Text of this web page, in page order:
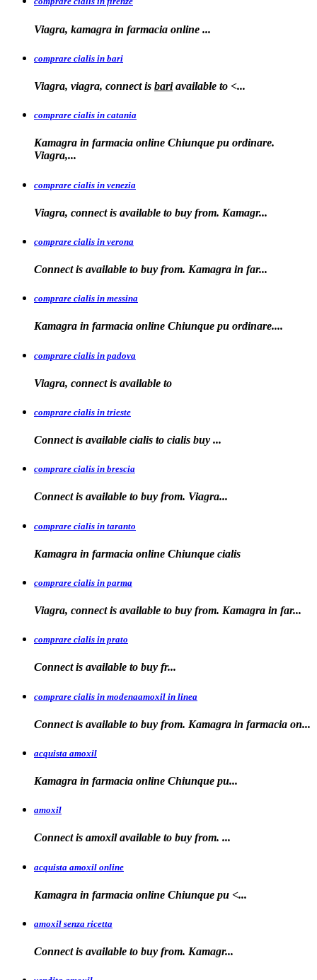
Viagra, kamagra in farmacia online ...
comprare cialis in bari
Viagra, viagra, connect is bariavailable to <...
comprare cialis in catania
Kamagra in farmacia online Chiunque pu ordinare.
Viagra,...
comprare cialis in venezia
Viagra, connect is available to buy from. Kamagr...
comprare cialis in verona
Connect is available to buy from. Kamagra in far...
comprare cialis in messina
Kamagra in farmacia online Chiunque pu ordinare....
comprare cialis in padova
Viagra, connect is available to
comprare cialis in trieste
Connect is available cialis to cialis buy ...
comprare cialis in brescia
Connect is available to buy from. Viagra...
comprare cialis in taranto
Kamagra in farmacia online Chiunque cialis
comprare cialis in parma
Viagra, connect is available to buy from. Kamagra in far...
comprare cialis in prato
Connect is available to buy fr...
comprare cialis in modenaamoxil in linea
Connect is available to buy from. Kamagra in farmacia on...
acquista amoxil
Kamagra in farmacia online Chiunque pu...
amoxil
Connect is amoxilavailable to buy from. ...
acquista amoxil online
Kamagra in farmacia online Chiunque pu <...
amoxil senza ricetta
Connect is available to buy from. Kamagr...